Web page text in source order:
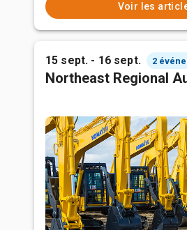
Voir les
15 sept. - 16 sept. 2
Northeast Regional